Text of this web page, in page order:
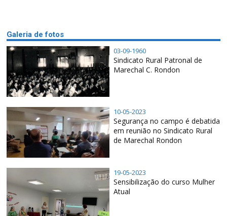
Galeria de fotos
03-09-1960
Sindicato Rural Patronal de
Marechal C. Rondon
10-05-2023
Segurança no campo é debatida
em reunião no Sindicato Rural
de Marechal Rondon
19-05-2023
Sensibilização do curso Mulher
Atual